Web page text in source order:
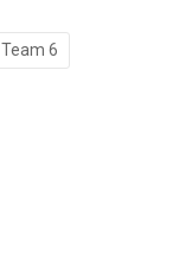
Team 6